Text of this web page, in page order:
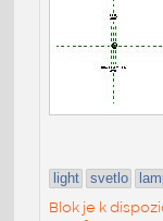
light svetlo
Blok je k